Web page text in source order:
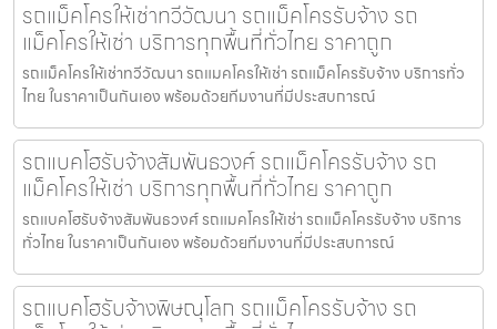
รถแม็คโครให้เช่าทวีวัฒนา รถแม็คโครรับจ้าง รถ
แม็คโครให้เช่า บริการทุกพื้นที่ทั่วไทย ราคาถูก
รถแม็คโครให้เช่าทวีวัฒนา รถแมคโครให้เช่า รถแม็คโครรับจ้าง บริการทั่ว
ไทย ในราคาเป็นกันเอง พร้อมด้วยทีมงานที่มีประสบการณ์
รถแบคโฮรับจ้างสัมพันธวงศ์ รถแม็คโครรับจ้าง รถ
แม็คโครให้เช่า บริการทุกพื้นที่ทั่วไทย ราคาถูก
รถแบคโฮรับจ้างสัมพันธวงศ์ รถแมคโครให้เช่า รถแม็คโครรับจ้าง บริการ
ทั่วไทย ในราคาเป็นกันเอง พร้อมด้วยทีมงานที่มีประสบการณ์
รถแบคโฮรับจ้างพิษณุโลก รถแม็คโครรับจ้าง รถ